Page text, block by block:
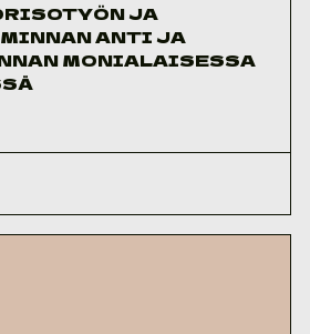
JA
ANTI JA
MONIALAISESSA